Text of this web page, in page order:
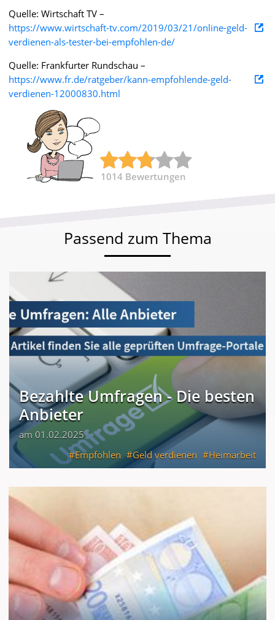
Quelle: Wirtschaft TV –
https://www.wirtschaft-tv.com/2019/03/21/online-geld-
verdienen-als-tester-bei-empfohlen-de/
Quelle: Frankfurter Rundschau –
https://www.fr.de/ratgeber/kann-empfohlende-geld-
verdienen-12000830.html
1014 Bewertungen
Passend zum Thema
Bezahlte Umfragen - Die besten
Anbieter
am 01.02.2025
Empfohlen
Geld verdienen Heimarbeit